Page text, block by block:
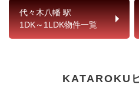
代々木八幡 駅
1DK～1LDK物件一覧
KATAROKU